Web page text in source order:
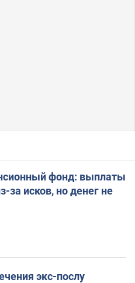
фонд: выплаты
за исков, но денег не
экс-послу